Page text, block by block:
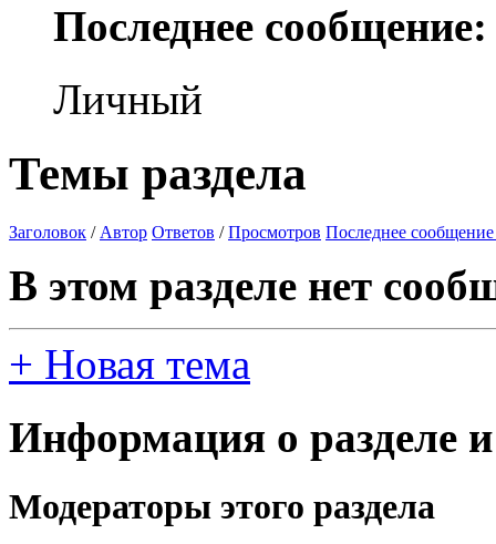
Последнее сообщение:
Личный
Темы раздела
Заголовок / Автор Ответов /Просмотров Последнее сообщение
В этом разделе нет
+ Новая тема
Информация о разделе
Модераторы этого раздела